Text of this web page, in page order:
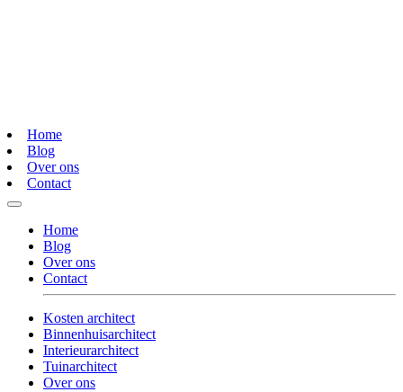
Home
Blog
Over ons
Contact
Home
Blog
Over ons
Contact
Kosten architect
Binnenhuisarchitect
Interieurarchitect
Tuinarchitect
Over ons